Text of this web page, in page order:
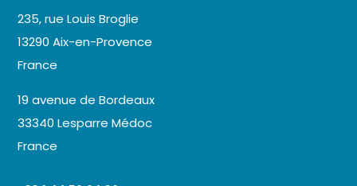
235, rue Louis Broglie
13290 Aix-en-Provence
France
19 avenue de Bordeaux
33340 Lesparre Médoc
France